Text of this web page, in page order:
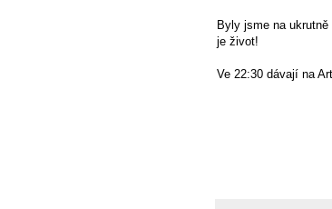
Byly jsme na
je život!
Ve 22:30 dávají na